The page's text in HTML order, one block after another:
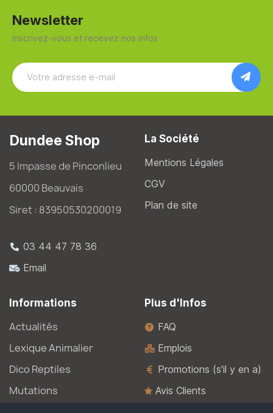
Newsletter
Inscrivez-vous et recevez nos infos
Dundee Shop
5 Impasse de Pinconlieu
60000 Beauvais
Siret : 83950530200019
03 44 47 78 36
Email
La Société
Mentions Légales
CGV
Plan de site
Informations
Actualités
Lexique Animalier
Dico Reptiles
Mutations
Plus d'Infos
FAQ
Emplois
Promotions (s'il y en a)
Avis Clients